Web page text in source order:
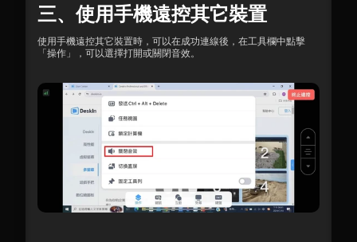
三、使用手機遠控其它裝置
使用手機遠控其它裝置時，可以在成功連線後，在工具欄中點擊
「操作」，可以選擇打開或關閉音效。